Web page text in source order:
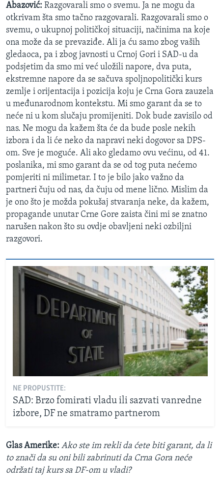
Abazović: Razgovarali smo o svemu. Ja ne mogu da
otkrivam šta smo tačno razgovarali. Razgovarali smo o
svemu, o ukupnoj političkoj situaciji, načinima na koje
ona može da se prevaziđe. Ali ja ću samo zbog vaših
gledaoca, pa i zbog javnosti u Crnoj Gori i SAD-u da
podsjetim da smo mi već uložili napore, dva puta,
ekstremne napore da se sačuva spoljnopolitički kurs
zemlje i orijentacija i pozicija koju je Crna Gora zauzela
u međunarodnom kontekstu. Mi smo garant da se to
neće ni u kom slučaju promijeniti. Dok bude zavisilo od
nas. Ne mogu da kažem šta će da bude posle nekih
izbora i da li će neko da napravi neki dogovor sa DPS-
om. Sve je moguće. Ali ako gledamo ovu većinu, od 41.
poslanika, mi smo garant da se od tog puta nećemo
pomjeriti ni milimetar. I to je bilo jako važno da
partneri čuju od nas, da čuju od mene lično. Mislim da
je ono što je možda pokušaj stvaranja neke, da kažem,
propagande unutar Crne Gore zaista čini mi se znatno
narušen nakon što su ovdje obavljeni neki ozbiljni
razgovori.
NE PROPUSTITE:
SAD: Brzo fomirati vladu ili sazvati vanredne
izbore, DF ne smatramo partnerom
Glas Amerike: Ako ste im rekli da ćete biti garant, da li
to znači da su oni bili zabrinuti da Crna Gora neće
održati taj kurs sa DF-om u vladi?